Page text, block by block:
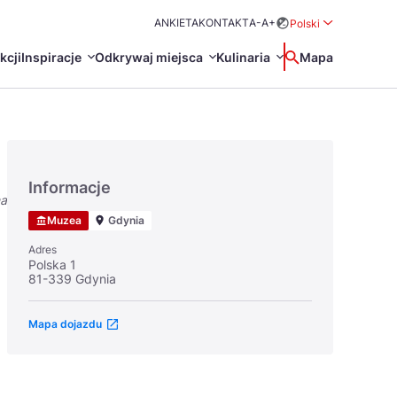
ANKIETAKONTAKTA-A+
Polski
Inspiracje Odkrywaj miejsca Kulinaria Wyszukaj
Mapa
日本語
Svenska
Informacje
Muzea Gdynia
Adres
Polska 1
81-339 Gdynia
Mapa dojazdu